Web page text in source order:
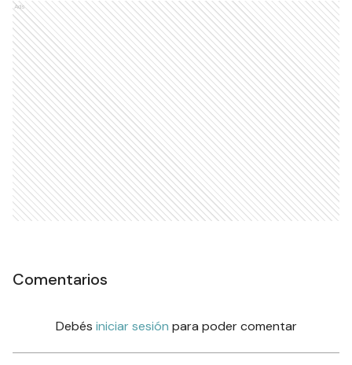
Ads
Comentarios
Debés iniciar sesión para poder comentar